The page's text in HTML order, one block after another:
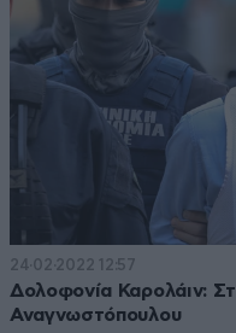
24·02·2022 12:57
Δολοφονία Καρολάιν:
Αναγνωστόπουλου